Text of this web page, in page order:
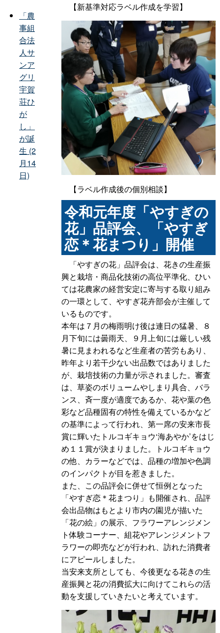
【新基準対応ラベル作成を学習】
【ラベル作成後の個別相談】
令和元年度「やすぎの
花」品評会、「やすぎ
恋＊花まつり」開催
「やすぎの花」品評会は、花きの生産振
興と栽培・商品化技術の高位平準化、ひい
ては花農家の経営安定に寄与する取り組み
の一環として、やすぎ花卉部会が主催して
いるものです。
本年は７月の梅雨明け後は連日の猛暑、８
月下旬には曇雨天、９月上旬には厳しい残
暑に見まわれるなど生産者の苦労もあり、
昨年より若干少ない出品数ではありました
が、栽培技術の力量が示されました。審査
は、草姿のボリュームやしまり具合、バラ
ンス、斉一度が適度であるか、花や葉の色
彩など品種固有の特性を備えているかなど
の基準によって行われ、第一席の安来市長
賞に輝いたトルコギキョウ‘海あやか’をはじ
め１１賞が決まりました。トルコギキョウ
の他、カラーなどでは、品種の増加や色調
のインパクトが目を惹きました。
また、この品評会に併せて恒例となった
「やすぎ恋＊花まつり」も開催され、品評
会出品物はもとより市内の園児が描いた
「花の絵」の展示、フラワーアレンジメン
ト体験コーナー、組花やアレンジメントフ
ラワーの即売などが行われ、訪れた消費者
にアピールしました。
当安来支所としても、今後更なる花きの生
産振興と花の消費拡大に向けてこれらの活
動を支援していきたいと考えています。
「農
事組
合法
人サ
ンア
グリ
宇賀
荘ひ
が
し」
が誕
生 (2
月14
日)